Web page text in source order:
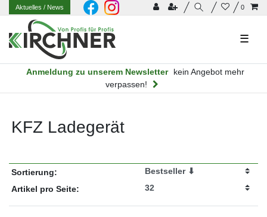
0
Aktuelles/ News
☰
Anmeldung zu unserem Newsletter
kein Angebot mehr
verpassen!
KFZ Ladegerät
Sortierung:
Artikel pro Seite: